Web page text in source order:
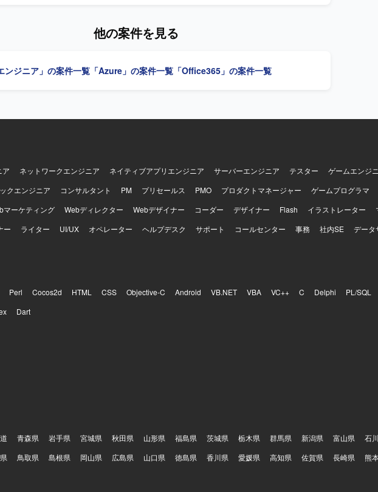
アクセス、MFA、Purview（DLP・保持・監査）、Power Automateなどを利用し
にコミュニケーションを取りながら、着実に作業を進めていただける方が望まし
など、今後需要の高い技術スタックを実務で経験できる点が魅力です。 【開発
他の案件を見る
ンジニア」の案件一覧 「Azure」の案件一覧 「Office365」の案件一覧
ア ネットワークエンジニア ネイティブアプリエンジニア サーバーエンジニア テスター ゲームエンジ
クエンジニア
コンサルタント PM プリセールス PMO プロダクトマネージャー ゲームプログラマ
マーケティング
Webディレクター Webデザイナー コーダー デザイナー Flash イラストレーター
ー
ライター UI/UX オペレーター ヘルプデスク サポート コールセンター 事務 社内SE データ
Perl Cocos2d HTML CSS Objective-C Android VB.NET VBA VC++ C Delphi PL/SQL
Dart
青森県 岩手県 宮城県 秋田県 山形県 福島県 茨城県 栃木県 群馬県 新潟県 富山県 石
鳥取県 島根県 岡山県 広島県 山口県 徳島県 香川県 愛媛県 高知県 佐賀県 長崎県 熊